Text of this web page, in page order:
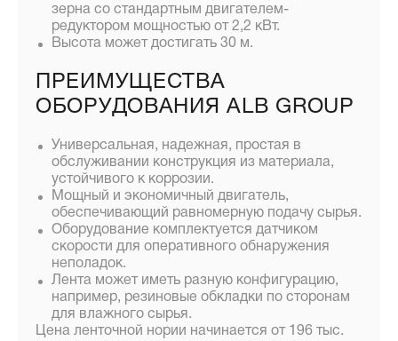
зерна со стандартным двигателем-
редуктором мощностью от 2,2 кВт.
Высота может достигать 30 м.
ПРЕИМУЩЕСТВА
ОБОРУДОВАНИЯ ALB GROUP
Универсальная, надежная, простая в
обслуживании конструкция из материала,
устойчивого к коррозии.
Мощный и экономичный двигатель,
обеспечивающий равномерную подачу сырья.
Оборудование комплектуется датчиком
скорости для оперативного обнаружения
неполадок.
Лента может иметь разную конфигурацию,
например, резиновые обкладки по сторонам
для влажного сырья.
Цена ленточной нории начинается от 196 тыс.